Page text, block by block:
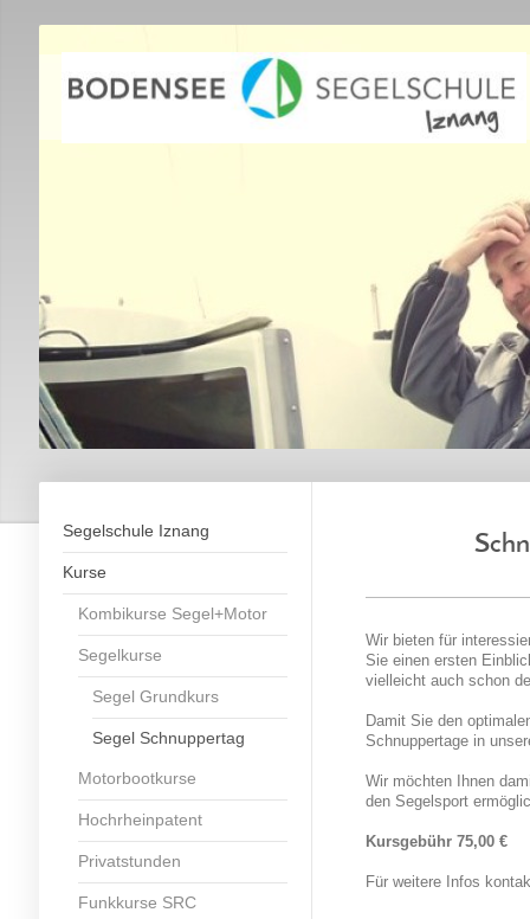
Segelschule Iznang
Kurse
Kombikurse Segel+Motor
Segelkurse
Segel Grundkurs
Segel Schnuppertag
Motorbootkurse
Hochrheinpatent
Privatstunden
Funkkurse SRC
Wir bieten für
Sie einen ersten
vielleicht auch schon
Damit Sie den
Schnuppertage in
Wir möchten Ihnen
den Segelsport
Kursgebühr 75,00 €
Für weitere Infos